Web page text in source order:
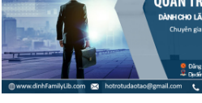
YouTube
Mẹo giúp tăng tốc trên Windows 11